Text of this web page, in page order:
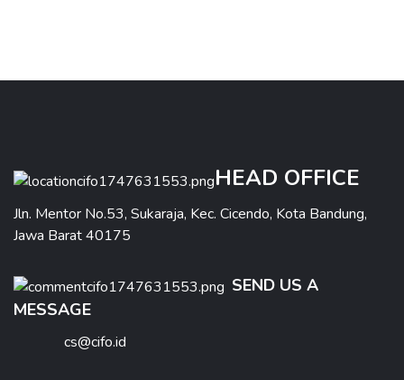
HEAD OFFICE
Jln. Mentor No.53, Sukaraja, Kec. Cicendo, Kota Bandung,
Jawa Barat 40175
SEND US A
MESSAGE
cs@cifo.id